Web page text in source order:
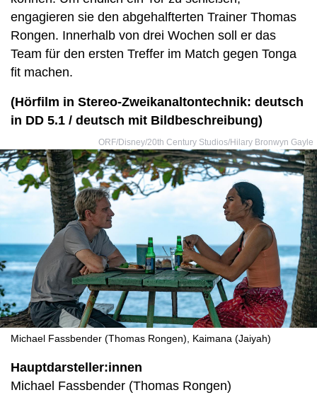
engagieren sie den abgehalfterten Trainer Thomas
Rongen. Innerhalb von drei Wochen soll er das
Team für den ersten Treffer im Match gegen Tonga
fit machen.
(Hörfilm in Stereo-Zweikanaltontechnik: deutsch
in DD 5.1 / deutsch mit Bildbeschreibung)
ORF/Disney/20th Century Studios/Hilary Bronwyn Gayle
Michael Fassbender (Thomas Rongen), Kaimana (Jaiyah)
Hauptdarsteller:innen
Michael Fassbender (Thomas Rongen)